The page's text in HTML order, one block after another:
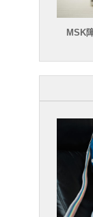
MSK